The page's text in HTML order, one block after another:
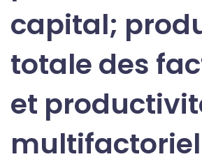
capital;
totale des
et